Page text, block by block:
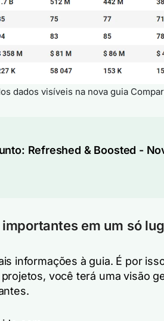
dados visíveis na nova guia
Refreshed & Boosted -
em um só
informações à guia. É por
você terá uma visão